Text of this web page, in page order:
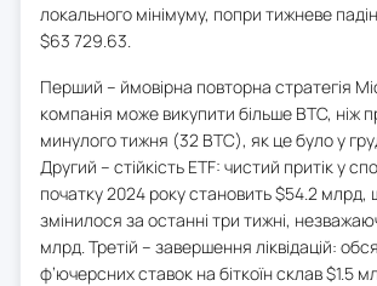
локального мінімуму, попри тижневе
$63 729.63.
Перший – ймовірна повторна стратегія
компанія може викупити більше BTC, ніж
минулого тижня (32 BTC), як це було у
Другий – стійкість ETF: чистий притік у
початку 2024 року становить $54.2
змінилося за останні три тижні,
млрд. Третій – завершення ліквідацій:
ф’ючерсних ставок на біткоїн склав $1.5